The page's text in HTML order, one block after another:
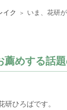
イク ＞ いま、花研
薦めする話
ひろばです。